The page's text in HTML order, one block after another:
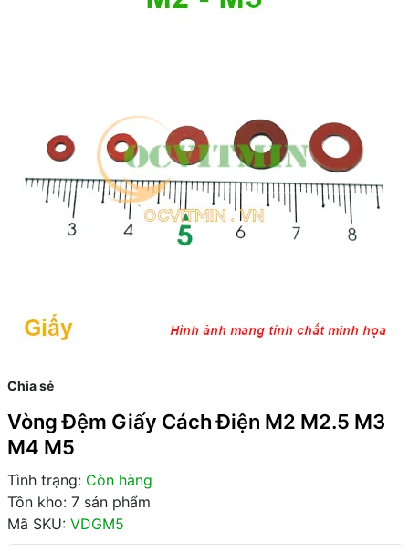
Chia sẻ
Vòng Đệm Giấy Cách Điện M2 M2.5 M3
M4 M5
Tình trạng: Còn hàng
Tồn kho: 7 sản phẩm
Mã SKU: VDGM5